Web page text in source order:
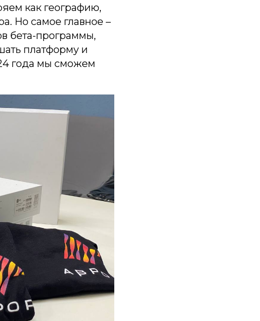
как географию,
Но самое главное –
бета-программы,
платформу и
года мы сможем